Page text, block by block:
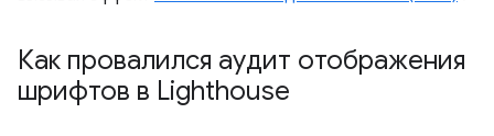
Как провалился аудит отображения
шрифтов в Lighthouse